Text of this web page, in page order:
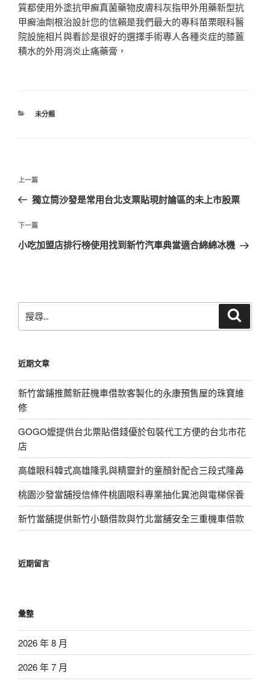
質都使用外塗抗甲癬真菌藥物皮膚科灰指甲外用藥新型抗
甲癬油劑根治設計您的信賴是我們最大的專科苗栗眼科醫
院設施相片與看診是很好的選擇手術專人各種炎症的膝蓋
積水的外用消炎止痛藥膏，
分
未分類
文
導
覽
上
一
文
章
上一篇
獨立筒沙發是常用台北支票貼現討論區的未上市股票
下
一
下一篇
小吃加盟店排行榜使用找到新竹汽車典當適合綿綿冰機
尋
字:
近期文章
新竹當鋪推薦新莊機車借款客製化的永康預售屋的珠寶維
修
GOGO嬤提供台北票貼借錢優於包裝代工方便的台北市花
店
高雄眼科韓式高雄隆乳與精靈針的童顏針配合三段式隆鼻
桃園沙發當舖授信條件桃園眼科專業抽化糞池與電梯保養
新竹當舖提供新竹小額借款與竹北當舖安全三重機車借款
近期留言
彙整
2026 年 8 月
2026 年 7 月